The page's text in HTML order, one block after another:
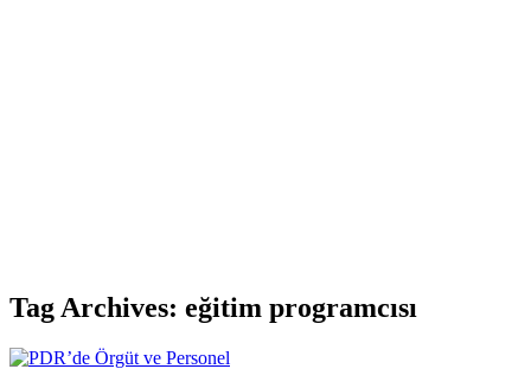
Tag Archives: eğitim programcısı